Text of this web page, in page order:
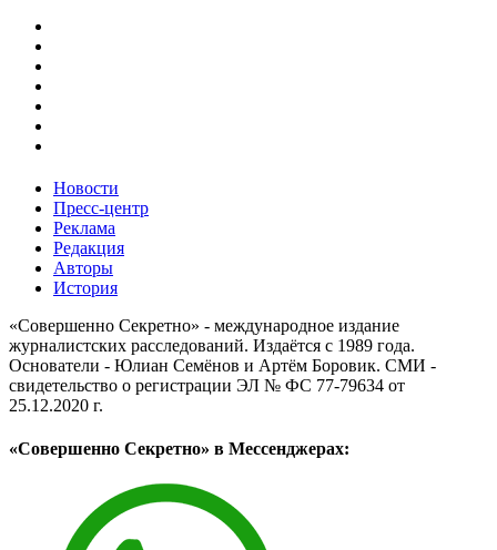
Новости
Пресс-центр
Реклама
Редакция
Авторы
История
«Совершенно Секретно» - международное издание
журналистских расследований. Издаётся с 1989 года.
Основатели - Юлиан Семёнов и Артём Боровик. CМИ -
свидетельство о регистрации ЭЛ № ФС 77-79634 от
25.12.2020 г.
«Совершенно Секретно» в Мессенджерах: